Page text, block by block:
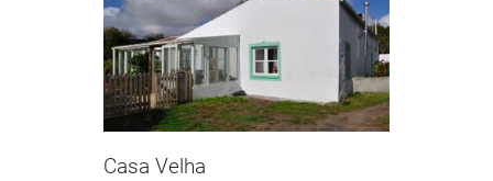
Casa Velha